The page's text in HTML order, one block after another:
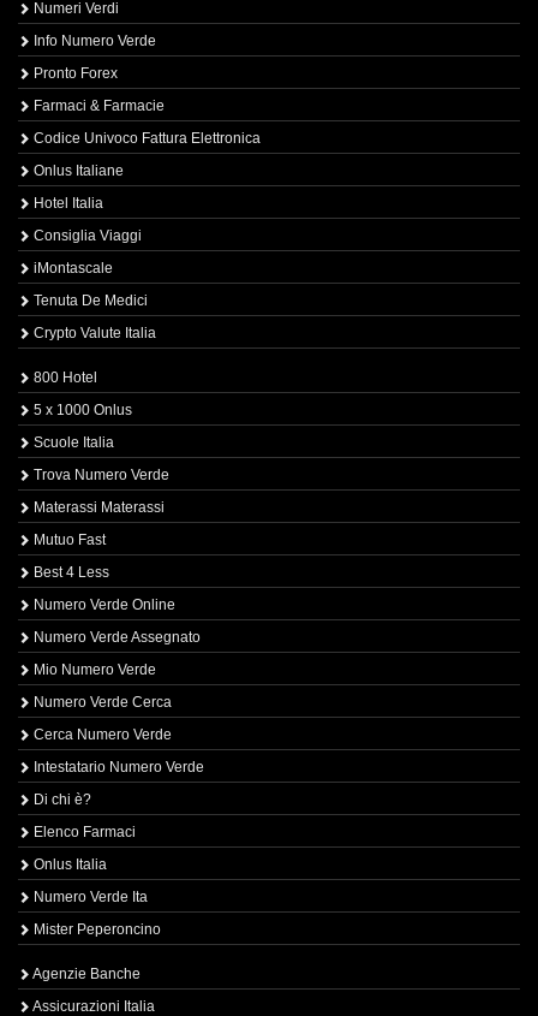
Numeri Verdi
Info Numero Verde
Pronto Forex
Farmaci & Farmacie
Codice Univoco Fattura Elettronica
Onlus Italiane
Hotel Italia
Consiglia Viaggi
iMontascale
Tenuta De Medici
Crypto Valute Italia
800 Hotel
5 x 1000 Onlus
Scuole Italia
Trova Numero Verde
Materassi Materassi
Mutuo Fast
Best 4 Less
Numero Verde Online
Numero Verde Assegnato
Mio Numero Verde
Numero Verde Cerca
Cerca Numero Verde
Intestatario Numero Verde
Di chi è?
Elenco Farmaci
Onlus Italia
Numero Verde Ita
Mister Peperoncino
Agenzie Banche
Assicurazioni Italia